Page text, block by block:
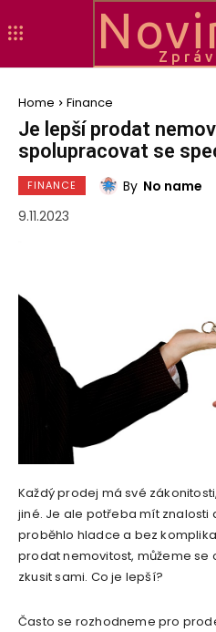
Home Finance
Je lepší prodat
spolupracovat se
FINANCE By No name
9.11.2023
Každý prodej má své
jiné. Je ale potřeba mít znalosti
proběhlo hladce a bez
prodat nemovitost, můžeme se
zkusit sami. Co je lepší?
Často se rozhodneme pro